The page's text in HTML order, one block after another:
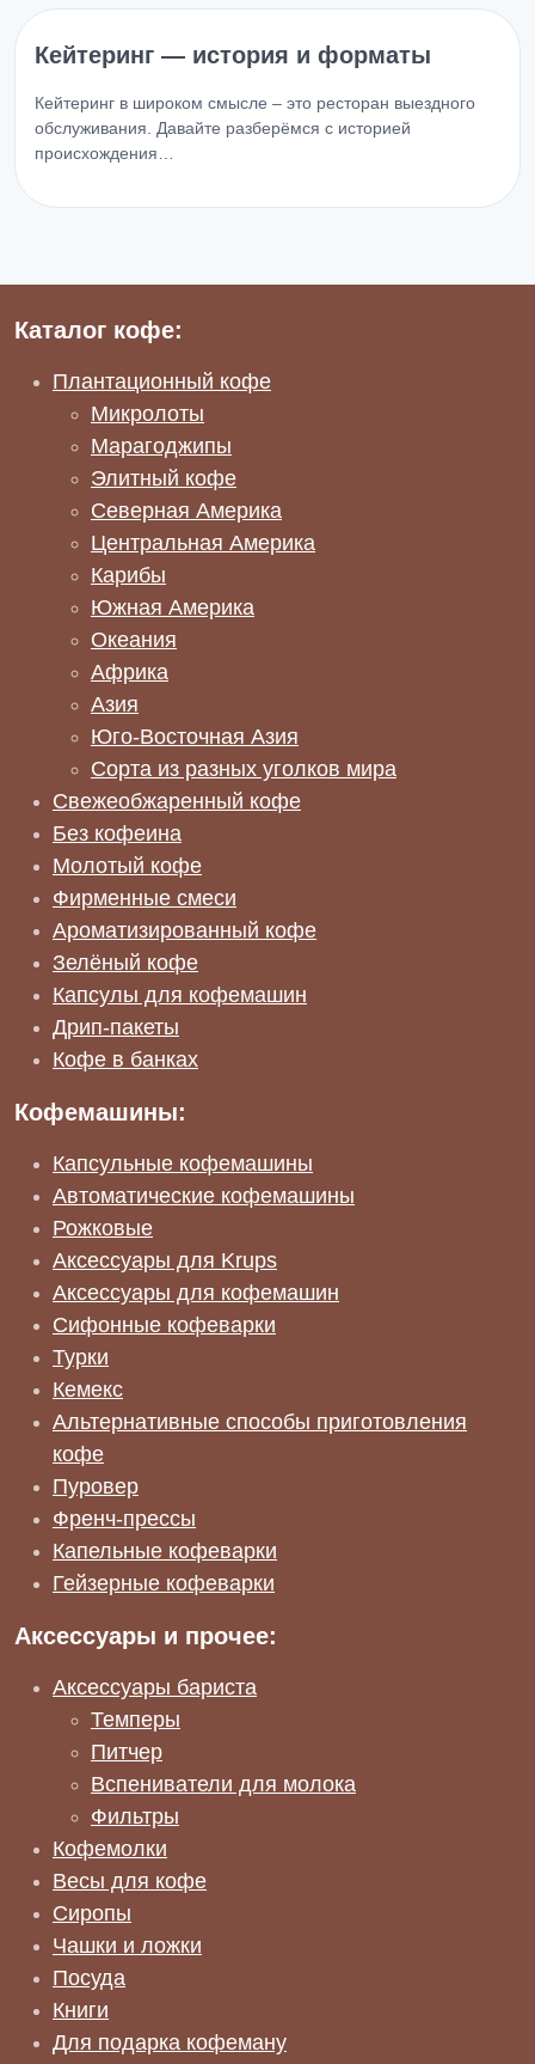
Кейтеринг — история и форматы
Кейтеринг в широком смысле – это ресторан выездного
обслуживания. Давайте разберёмся с историей
происхождения…
Каталог кофе:
Плантационный кофе
Микролоты
Марагоджипы
Элитный кофе
Северная Америка
Центральная Америка
Карибы
Южная Америка
Океания
Африка
Азия
Юго-Восточная Азия
Сорта из разных уголков мира
Свежеобжаренный кофе
Без кофеина
Молотый кофе
Фирменные смеси
Ароматизированный кофе
Зелёный кофе
Капсулы для кофемашин
Дрип-пакеты
Кофе в банках
Кофемашины:
Капсульные кофемашины
Автоматические кофемашины
Рожковые
Аксессуары для Krups
Аксессуары для кофемашин
Сифонные кофеварки
Турки
Кемекс
Альтернативные способы приготовления
кофе
Пуровер
Френч-прессы
Капельные кофеварки
Гейзерные кофеварки
Аксессуары и прочее:
Аксессуары бариста
Темперы
Питчер
Вспениватели для молока
Фильтры
Кофемолки
Весы для кофе
Сиропы
Чашки и ложки
Посуда
Книги
Для подарка кофеману